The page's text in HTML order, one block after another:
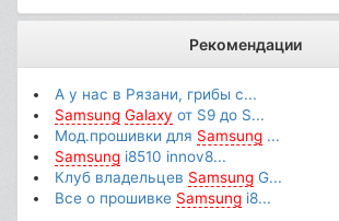
Рекомендации
А у нас в Рязани, грибы с...
Samsung Galaxy от S9 до S...
Мод.прошивки для Samsung ...
Samsung i8510 innov8...
Клуб владельцев Samsung G...
Все о прошивке Samsung i8...